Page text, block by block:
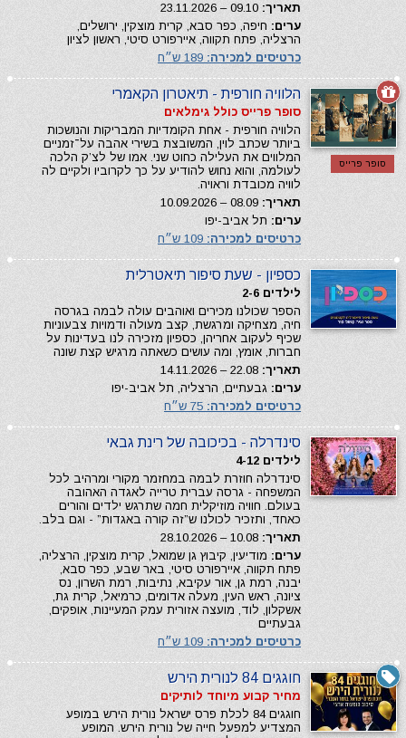
תאריך:
ערים: חיפה, כפר סבא, קרית מוצקין, ירושלים,
הרצליה, פתח תקווה, איירפורט סיטי, ראשון לציון
כרטיסים למכירה:
סופר פרייס
הלוויה חורפית - תיאטרון הקאמרי
סופר פרייס כולל גימלאים
הלוויה חורפית - אחת הקומדיות המבריקות והנושכות
ביותר שכתב לוין, המשובצת בשירי אהבה על־זמניים
המלווים את העלילה כחוט שני. אמו של לצ’ק הלכה
לעולמה, והוא נחוש להודיע על כך לקרוביו ולקיים לה
לוויה מכובדת וראויה.
תאריך:
ערים: תל אביב-יפו
כרטיסים למכירה:
כספיון - שעת סיפור תיאטרלית
לילדים 2-6
הספר שכולנו מכירים ואוהבים עולה לבמה בגרסה
חיה, מצחיקה ומרגשת, קצב מעולה ודמויות צבעוניות
שכיף לעקוב אחריהן, כספיון מזכירה לנו בעדינות על
חברות, אומץ, ומה עושים כשאתה מרגיש קצת שונה
תאריך:
ערים: גבעתיים, הרצליה, תל אביב-יפו
כרטיסים למכירה:
סינדרלה - בכיכובה של רינת גבאי
לילדים 4-12
סינדרלה חוזרת לבמה במחזמר מקורי ומרהיב לכל
המשפחה - גרסה עברית טרייה לאגדה האהובה
בעולם. חוויה מוזיקלית חמה שתרגש ילדים והורים
כאחד, ותזכיר לכולנו ש”זה קורה באגדות” - וגם בלב.
תאריך:
ערים: מודיעין, קיבוץ גן שמואל, קרית מוצקין, הרצליה,
פתח תקווה, איירפורט סיטי, באר שבע, כפר סבא,
יבנה, רמת גן, אור עקיבא, נתיבות, רמת השרון, נס
ציונה, ראש העין, מעלה אדומים, כרמיאל, קרית גת,
אשקלון, לוד, מועצה אזורית עמק המעיינות, אופקים,
גבעתיים
כרטיסים למכירה:
חוגגים 84 לנורית הירש
מחיר קבוע מיוחד לותיקים
חוגגים 84 לכלת פרס ישראל נורית הירש במופע
המצדיע למפעל חייה של נורית הירש. המופע